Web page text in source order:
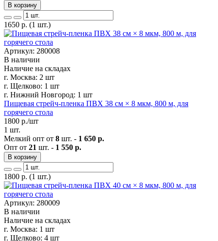
В корзину
1650 р. (1 шт.)
Артикул: 280008
В наличии
Наличие на складах
г. Москва: 2 шт
г. Щелково: 1 шт
г. Нижний Новгород: 1 шт
Пищевая стрейч-пленка ПВХ 38 см × 8 мкм, 800 м, для
горячего стола
1800 р./шт
1 шт.
Мелкий опт от 8 шт. - 1 650 р.
Опт от 21 шт. - 1 550 р.
В корзину
1800 р. (1 шт.)
Артикул: 280009
В наличии
Наличие на складах
г. Москва: 1 шт
г. Щелково: 4 шт